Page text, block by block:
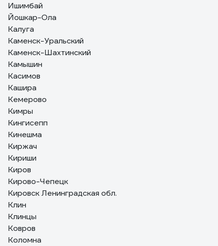
Ишимбай
Йошкар-Ола
Калуга
Каменск-Уральский
Каменск-Шахтинский
Камышин
Касимов
Кашира
Кемерово
Кимры
Кингисепп
Кинешма
Киржач
Кириши
Киров
Кирово-Чепецк
Кировск Ленинградская обл.
Клин
Клинцы
Ковров
Коломна